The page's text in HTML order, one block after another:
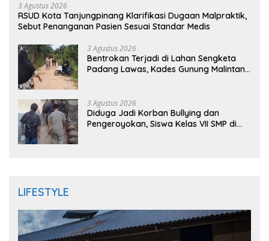
3 Agustus 2026
RSUD Kota Tanjungpinang Klarifikasi Dugaan Malpraktik,
Sebut Penanganan Pasien Sesuai Standar Medis
3 Agustus 2026
Bentrokan Terjadi di Lahan Sengketa
Padang Lawas, Kades Gunung Malintang
3 Agustus 2026
Diduga Jadi Korban Bullying dan
Pengeroyokan, Siswa Kelas VII SMP di
LIFESTYLE